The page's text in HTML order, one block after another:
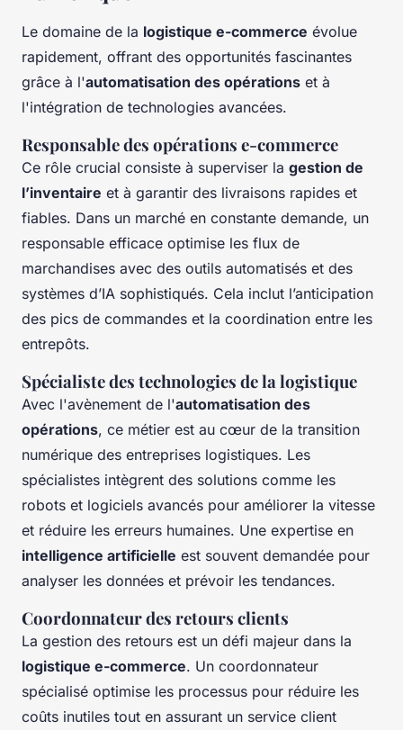
Le domaine de la logistique e-commerce évolue
rapidement, offrant des opportunités fascinantes
grâce à l'automatisation des opérations et à
l'intégration de technologies avancées.
Responsable des opérations e-commerce
Ce rôle crucial consiste à superviser la gestion de
l’inventaire et à garantir des livraisons rapides et
fiables. Dans un marché en constante demande, un
responsable efficace optimise les flux de
marchandises avec des outils automatisés et des
systèmes d’IA sophistiqués. Cela inclut l’anticipation
des pics de commandes et la coordination entre les
entrepôts.
Spécialiste des technologies de la logistique
Avec l'avènement de l'automatisation des
opérations, ce métier est au cœur de la transition
numérique des entreprises logistiques. Les
spécialistes intègrent des solutions comme les
robots et logiciels avancés pour améliorer la vitesse
et réduire les erreurs humaines. Une expertise en
intelligence artificielle est souvent demandée pour
analyser les données et prévoir les tendances.
Coordonnateur des retours clients
La gestion des retours est un défi majeur dans la
logistique e-commerce. Un coordonnateur
spécialisé optimise les processus pour réduire les
coûts inutiles tout en assurant un service client